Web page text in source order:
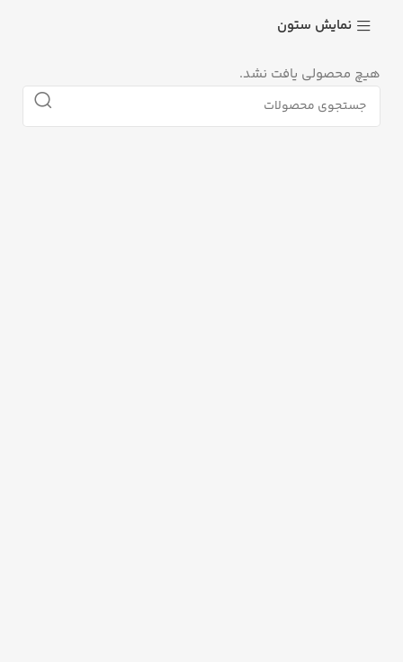
نمایش ستون
هیچ محصولی یافت نشد.